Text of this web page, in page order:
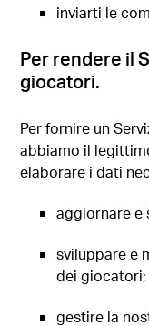
inviarti le
Per rendere il
giocatori.
Per fornire un
abbiamo il
elaborare i dati
aggiornare e
sviluppare e
dei giocatori;
gestire la